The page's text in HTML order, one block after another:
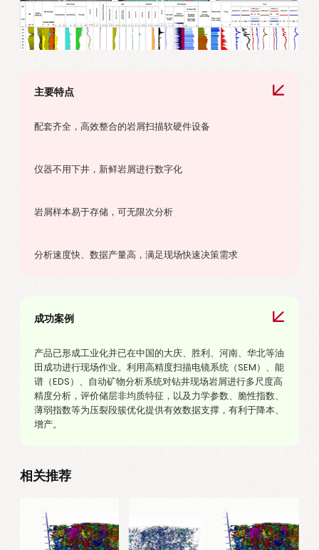
主要特点
配套齐全，高效整合的岩屑扫描软硬件设备
仪器不用下井，新鲜岩屑进行数字化
岩屑样本易于存储，可无限次分析
分析速度快、数据产量高，满足现场快速决策需求
成功案例
产品已形成工业化并已在中国的大庆、胜利、河南、华北等油
田成功进行现场作业。利用高精度扫描电镜系统（SEM）、能
谱（EDS）、自动矿物分析系统对钻井现场岩屑进行多尺度高
精度分析，评价储层非均质特征，以及力学参数、脆性指数、
薄弱指数等为压裂段簇优化提供有效数据支撑，有利于降本、
增产。
相关推荐